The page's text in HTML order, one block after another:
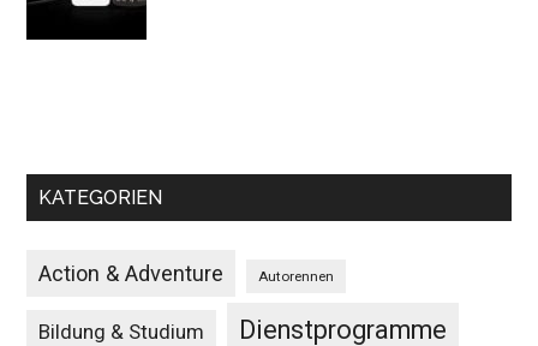
KATEGORIEN
Action & Adventure Autorennen
Bildung & Studium Dienstprogramme